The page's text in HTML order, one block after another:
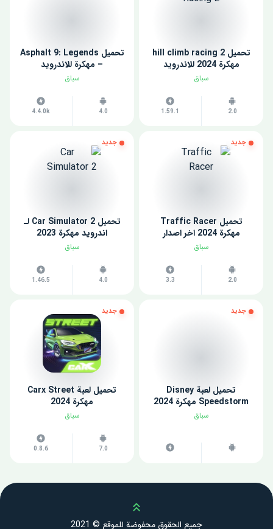
تحميل hill climb racing 2
مهكرة 2024 للاندرويد
سباق
2.0
1.59.1
تحميل Asphalt 9: Legends
– مهكرة للاندرويد
سباق
4.0
4.4.0k
جديد
تحميل Traffic Racer
مهكرة 2024 اخر اصدار
سباق
2.0
3.3
جديد
تحميل Car Simulator 2 لـ
اندرويد مهكرة 2023
سباق
4.0
1.46.5
جديد
تحميل لعبة Disney
Speedstorm مهكرة 2024
سباق
جديد
تحميل لعبة Carx Street
مهكرة 2024
سباق
7.0
0.8.6
Scroll up
جميع الحقوق محفوضة للموقع © 2021